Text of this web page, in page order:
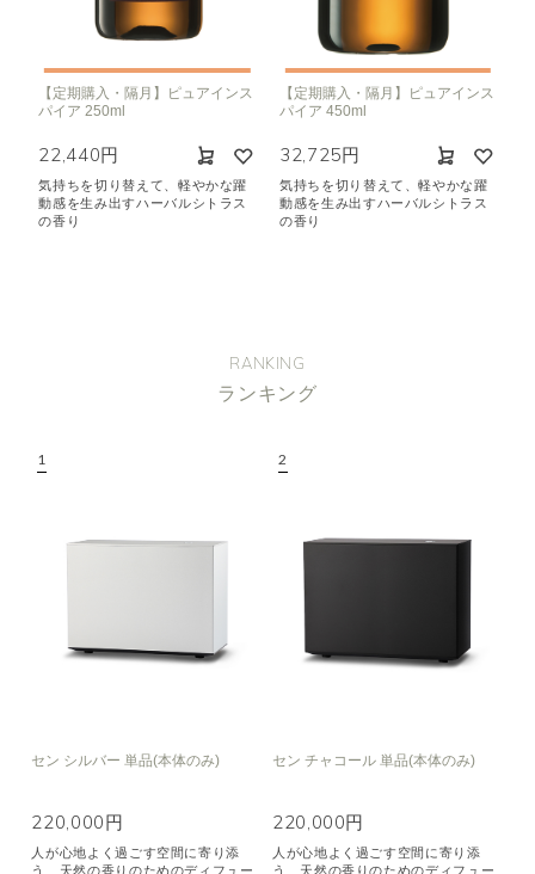
【定期購入・隔月】ピュアインス
パイア 250ml
22,440円
気持ちを切り替えて、軽やかな躍
動感を生み出すハーバルシトラス
の香り
【定期購入・隔月】ピュアインス
パイア 450ml
32,725円
気持ちを切り替えて、軽やかな躍
動感を生み出すハーバルシトラス
の香り
RANKING
ランキング
セン シルバー 単品(本体のみ)
220,000円
人が心地よく過ごす空間に寄り添
う、天然の香りのためのディフュー
セン チャコール 単品(本体のみ)
220,000円
人が心地よく過ごす空間に寄り添
う、天然の香りのためのディフュー